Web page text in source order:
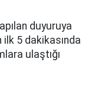
duyuruya
ilk 5 dakikasında
ulaştığı